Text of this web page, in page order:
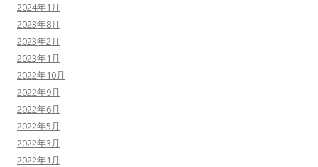
2024年1月
2023年8月
2023年2月
2023年1月
2022年10月
2022年9月
2022年6月
2022年5月
2022年3月
2022年1月